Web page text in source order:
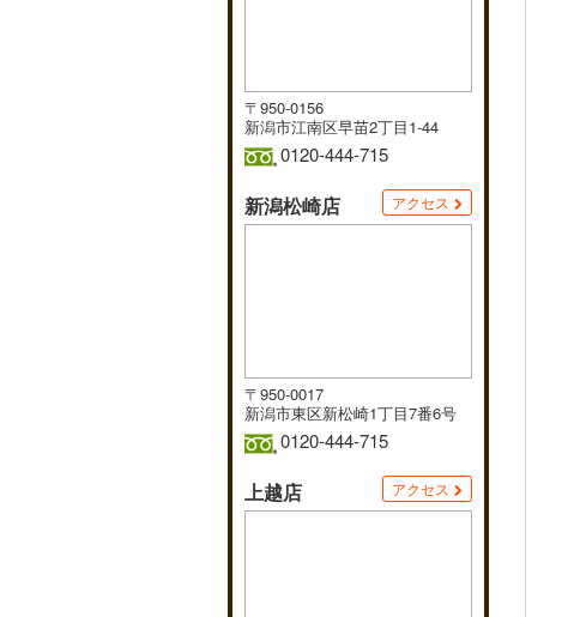
〒950-0156
新潟市江南区早苗2丁目1-44
0120-444-715
新潟松崎店 アクセス
〒950-0017
新潟市東区新松崎1丁目7番6号
0120-444-715
上越店 アクセス